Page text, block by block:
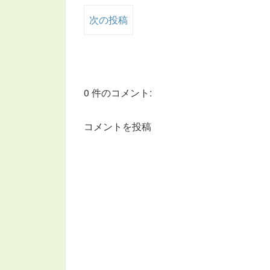
次の投稿
0 件のコメント:
コメントを投稿